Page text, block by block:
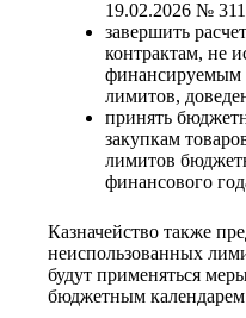
19.02.2026 №
завершить
контрактам, не
финансируемым
лимитов,
принять
закупкам
лимитов
финансового
Казначейство также
неиспользованных
будут применяться
бюджетным